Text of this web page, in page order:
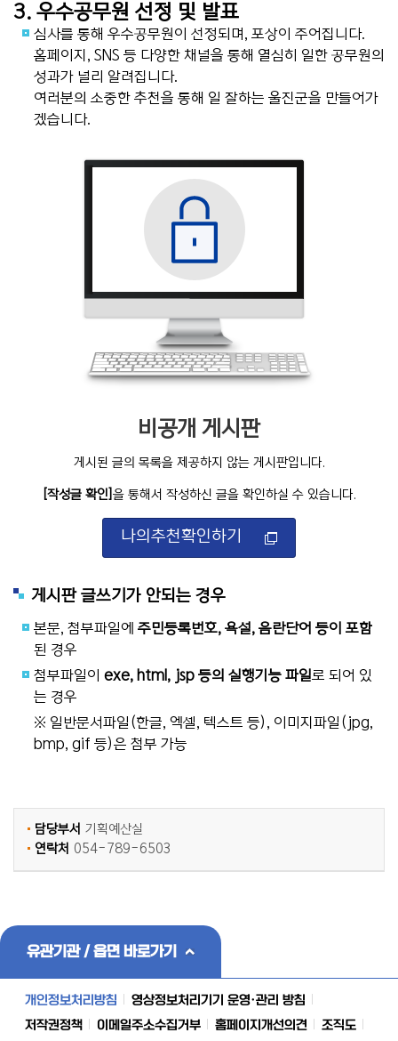
3. 우수공무원 선정 및 발표
심사를 통해 우수공무원이 선정되며, 포상이 주어집니다.
홈페이지, SNS 등 다양한 채널을 통해 열심히 일한 공무원의
성과가 널리 알려집니다.
여러분의 소중한 추천을 통해 일 잘하는 울진군을 만들어가
겠습니다.
비공개 게시판
게시된 글의 목록을 제공하지 않는 게시판입니다.
[작성글 확인] 을 통해서 작성하신 글을 확인하실 수 있습니다.
나의추천확인하기
게시판 글쓰기가 안되는 경우
본문, 첨부파일에 주민등록번호, 욕설, 음란단어 등이 포함
된 경우
첨부파일이 exe, html, jsp 등의 실행기능 파일로 되어 있
는 경우
※ 일반문서파일(한글, 엑셀, 텍스트 등), 이미지파일(jpg,
bmp, gif 등)은 첨부 가능
담당부서 기획예산실
연락처 054-789-6503
유관기관 / 읍면 바로가기
개인정보처리방침
영상정보처리기기 운영·관리 방침
저작권정책
이메일주소수집거부 홈페이지개선의견 조직도